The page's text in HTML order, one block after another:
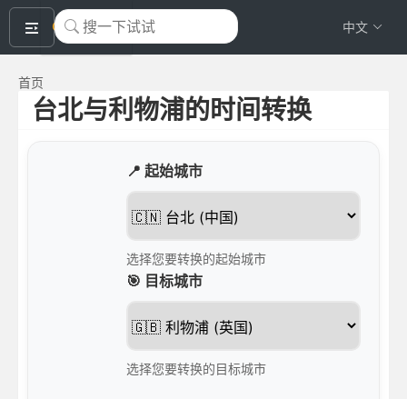
okeyTool 中文
首页
台北与利物浦的时间转换
📍 起始城市
选择您要转换的起始城市
🎯 目标城市
选择您要转换的目标城市